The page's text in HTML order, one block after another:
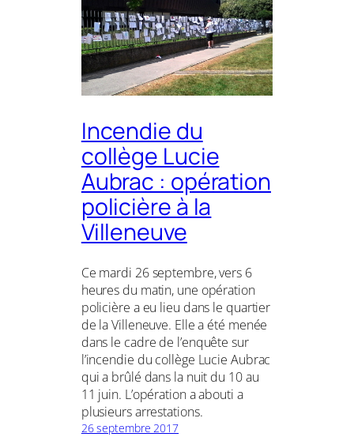
Incendie du
collège Lucie
Aubrac : opération
policière à la
Villeneuve
Ce mardi 26 septembre, vers 6
heures du matin, une opération
policière a eu lieu dans le quartier
de la Villeneuve. Elle a été menée
dans le cadre de l’enquête sur
l’incendie du collège Lucie Aubrac
qui a brûlé dans la nuit du 10 au
11 juin. L’opération a abouti a
plusieurs arrestations.
26 septembre 2017